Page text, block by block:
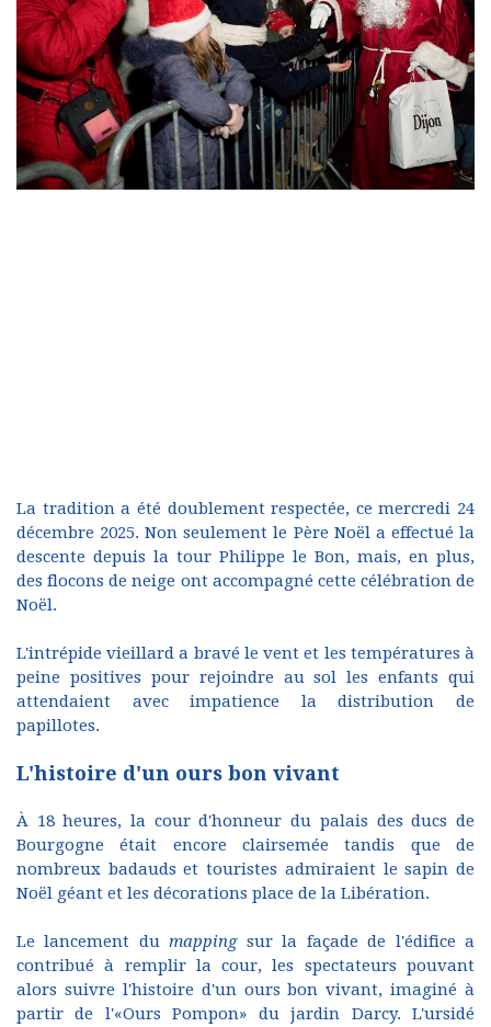
La tradition a été doublement respectée, ce mercredi 24
décembre 2025. Non seulement le Père Noël a effectué la
descente depuis la tour Philippe le Bon, mais, en plus,
des flocons de neige ont accompagné cette célébration de
Noël.
L'intrépide vieillard a bravé le vent et les températures à
peine positives pour rejoindre au sol les enfants qui
attendaient avec impatience la distribution de
papillotes.
L'histoire d'un ours bon vivant
À 18 heures, la cour d'honneur du palais des ducs de
Bourgogne était encore clairsemée tandis que de
nombreux badauds et touristes admiraient le sapin de
Noël géant et les décorations place de la Libération.
Le lancement dumappingsur la façade de l'édifice a
contribué à remplir la cour, les spectateurs pouvant
alors suivre l'histoire d'un ours bon vivant, imaginé à
partir de l'«Ours Pompon» du jardin Darcy. L'ursidé